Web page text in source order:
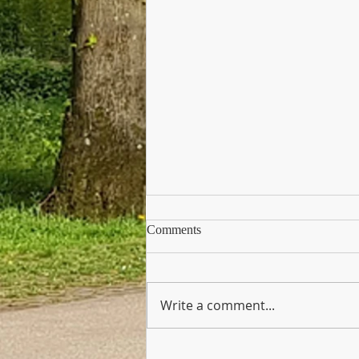
Volume 2 Issue 1
Comments
Write a comment...